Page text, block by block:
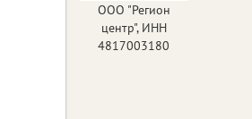
ООО "Регион
центр", ИНН
4817003180